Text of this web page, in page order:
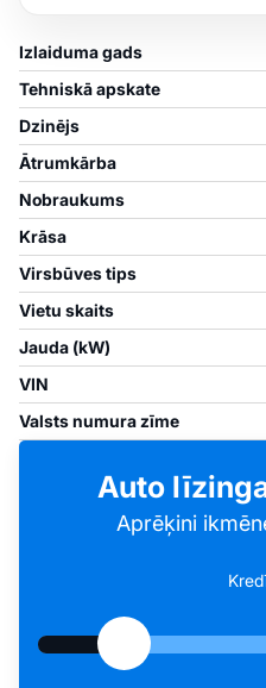
Izlaiduma gads
Tehniskā apskate
Dzinējs
Ātrumkārba
Nobraukums
Krāsa
Virsbūves tips
Vietu skaits
Jauda (kW)
VIN
Valsts numura zīme
Auto
Aprēķini